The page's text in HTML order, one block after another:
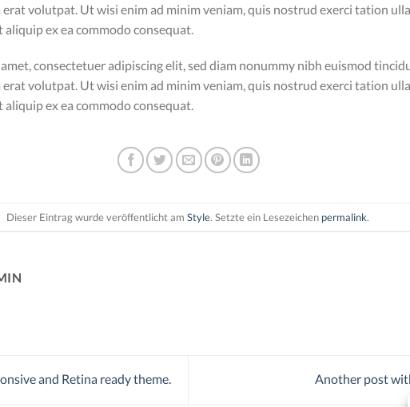
volutpat. Ut wisi enim ad minim veniam, quis nostrud exerci tation
ex ea commodo consequat.
consectetuer adipiscing elit, sed diam nonummy nibh euismod
volutpat. Ut wisi enim ad minim veniam, quis nostrud exerci tation
ex ea commodo consequat.
Dieser Eintrag wurde veröffentlicht amStyle. Setzte ein Lesezeichen permalink.
and Retina ready theme. Another post